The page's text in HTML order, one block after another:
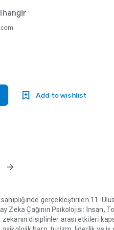
Add to wishlist
arrow_forward
gerçekleştirilen 11.
Zeka Çağının Psikolojisi: İnsan,
disiplinler arası etkileri